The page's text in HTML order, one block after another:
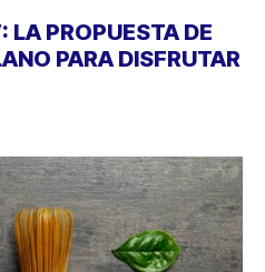
LA PROPUESTA DE
PARA DISFRUTAR